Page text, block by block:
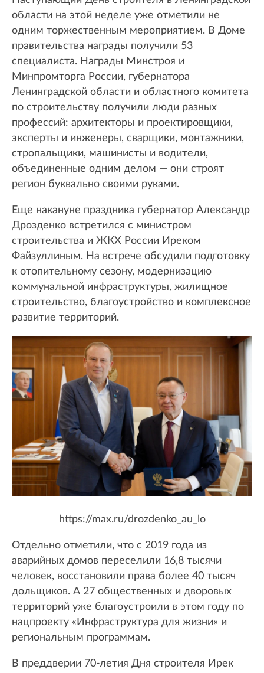
области на этой неделе уже отметили не
одним торжественным мероприятием. В Доме
правительства награды получили 53
специалиста. Награды Минстроя и
Минпромторга России, губернатора
Ленинградской области и областного комитета
по строительству получили люди разных
профессий: архитекторы и проектировщики,
эксперты и инженеры, сварщики, монтажники,
стропальщики, машинисты и водители,
объединенные одним делом — они строят
регион буквально своими руками.
Еще накануне праздника губернатор Александр
Дрозденко встретился с министром
строительства и ЖКХ России Иреком
Файзуллиным. На встрече обсудили подготовку
к отопительному сезону, модернизацию
коммунальной инфраструктуры, жилищное
строительство, благоустройство и комплексное
развитие территорий.
https://max.ru/drozdenko_au_lo
Отдельно отметили, что с 2019 года из
аварийных домов переселили 16,8 тысячи
человек, восстановили права более 40 тысяч
дольщиков. А 27 общественных и дворовых
территорий уже благоустроили в этом году по
нацпроекту «Инфраструктура для жизни» и
региональным программам.
В преддверии 70-летия Дня строителя Ирек